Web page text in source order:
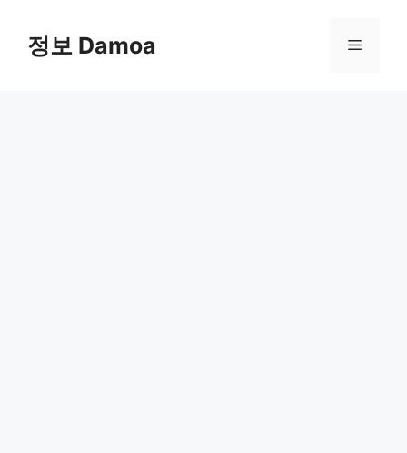
content정보 Damoa Menu